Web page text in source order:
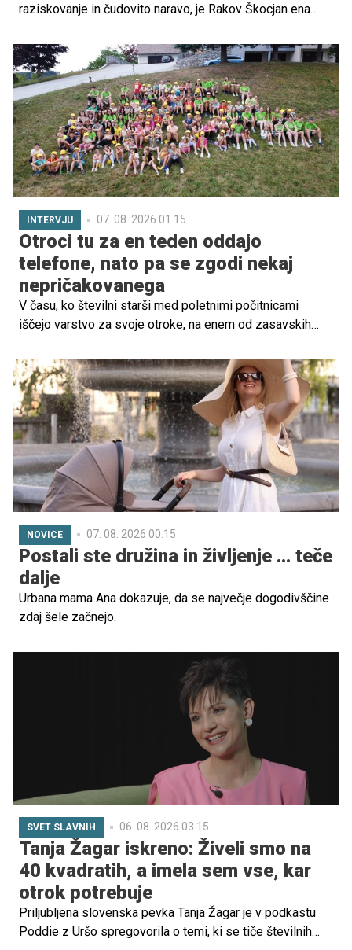
raziskovanje in čudovito naravo, je Rakov Škocjan ena
poznajo vse najlepše kotičke Slovenije. Le približno uro
vožnje iz Ljubljane se skriva kraška dolina, kjer otroke
čakajo skrivnostni gozdovi, naravni mostovi, šumeča
voda in občutek, kot da so stopili v prizor iz pravljice.
INTERVJU 07. 08. 2026 01.15
Otroci tu za en teden oddajo
telefone, nato pa se zgodi nekaj
nepričakovanega
V času, ko številni starši med poletnimi počitnicami
iščejo varstvo za svoje otroke, na enem od zasavskih
mogoče ustvariti nekaj izjemnega tudi brez velikih
proračunov. V Podkumu pri Zagorju ob Savi vsako poletje
zaživi Urlaub na vasi, brezplačen počitniški program, ki ga
z ogromno predanosti pripravlja ekipa prostovoljcev
Kulturnega društva Podkum.
NOVICE 07. 08. 2026 00.15
Postali ste družina in življenje ... teče
dalje
Urbana mama Ana dokazuje, da se največje dogodivščine
zdaj šele začnejo.
SVET SLAVNIH 06. 08. 2026 03.15
Tanja Žagar iskreno: Živeli smo na
40 kvadratih, a imela sem vse, kar
otrok potrebuje
Priljubljena slovenska pevka Tanja Žagar je v podkastu
Poddie z Uršo spregovorila o temi, ki se tiče številnih